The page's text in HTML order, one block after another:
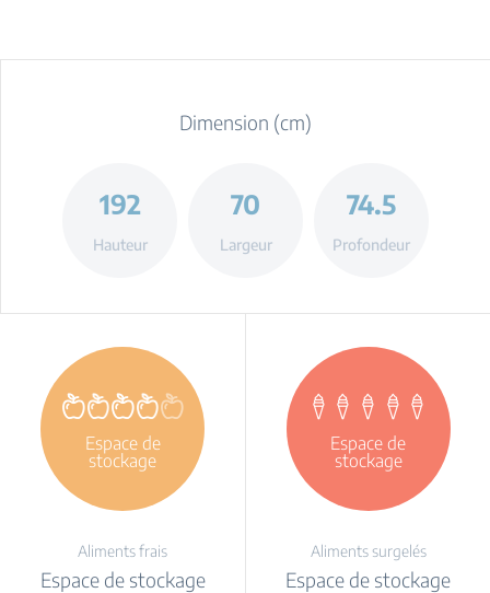
Dimension (cm)
192
Hauteur
70
Largeur
74.5
Profondeur
Espace de
stockage
Aliments frais
Espace de stockage
Espace de
stockage
Aliments surgelés
Espace de stockage